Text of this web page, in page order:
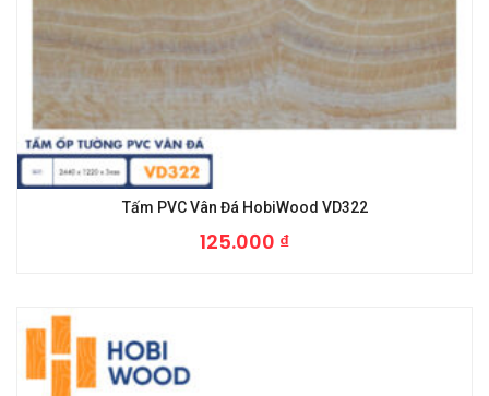
Tấm PVC Vân Đá HobiWood VD322
125.000 ₫